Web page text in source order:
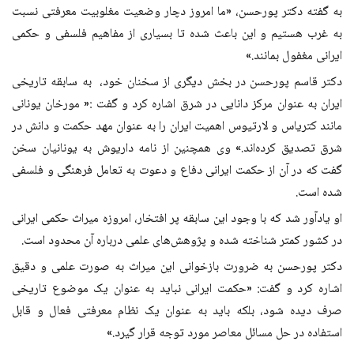
به گفته دکتر پورحسن، «ما امروز دچار وضعیت مغلوبیت معرفتی نسبت
به غرب هستیم و این باعث شده تا بسیاری از مفاهیم فلسفی و حکمی
ایرانی مغفول بمانند.»
دکتر قاسم پورحسن در بخش دیگری از سخنان خود، به سابقه تاریخی
ایران به عنوان مرکز دانایی در شرق اشاره کرد و گفت :« مورخان یونانی
مانند کتریاس و لارتیوس اهمیت ایران را به عنوان مهد حکمت و دانش در
شرق تصدیق کرده‌اند.» وی همچنین از نامه داریوش به یونانیان سخن
گفت که در آن از حکمت ایرانی دفاع و دعوت به تعامل فرهنگی و فلسفی
شده است.
او یادآور شد که با وجود این سابقه پر افتخار، امروزه میراث حکمی ایرانی
در کشور کمتر شناخته شده و پژوهش‌های علمی درباره آن محدود است.
دکتر پورحسن به ضرورت بازخوانی این میراث به صورت علمی و دقیق
اشاره کرد و گفت: «حکمت ایرانی نباید به عنوان یک موضوع تاریخی
صرف دیده شود، بلکه باید به عنوان یک نظام معرفتی فعال و قابل
استفاده در حل مسائل معاصر مورد توجه قرار گیرد.»